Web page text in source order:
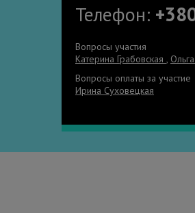
Телефон:
Вопросы участия
Катерина Грабовская
Вопросы оплаты за участие
Ирина Суховецкая